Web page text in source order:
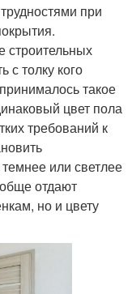
при
строительных
с толку кого
такое
цвет пола
требований к
или светлее
отдают
но и цвету